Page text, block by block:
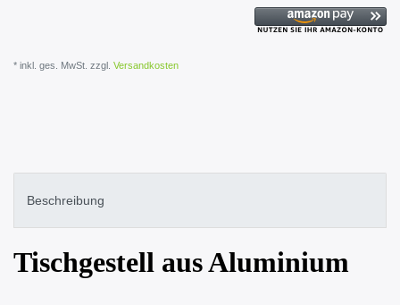
* inkl. ges. MwSt. zzgl. Versandkosten
Beschreibung
Tischgestell aus Aluminium